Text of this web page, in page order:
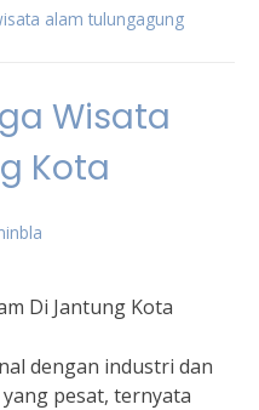
alam tulungagung
Wisata
Kota
Di Jantung Kota
dengan industri dan
pesat, ternyata